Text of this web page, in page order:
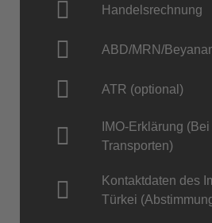
Handelsrechnung
ABD/MRN/
ATR (optional)
IMO-Erklärung
Transporten)
Kontaktdaten des
Türkei